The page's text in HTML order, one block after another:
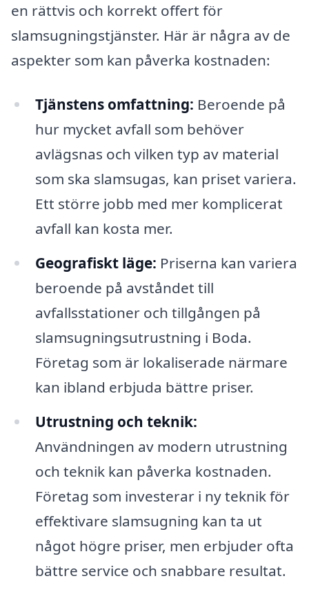
en rättvis och korrekt offert för
slamsugningstjänster. Här är några av de
aspekter som kan påverka kostnaden:
Tjänstens omfattning: Beroende på
hur mycket avfall som behöver
avlägsnas och vilken typ av material
som ska slamsugas, kan priset variera.
Ett större jobb med mer komplicerat
avfall kan kosta mer.
Geografiskt läge: Priserna kan variera
beroende på avståndet till
avfallsstationer och tillgången på
slamsugningsutrustning i Boda.
Företag som är lokaliserade närmare
kan ibland erbjuda bättre priser.
Utrustning och teknik:
Användningen av modern utrustning
och teknik kan påverka kostnaden.
Företag som investerar i ny teknik för
effektivare slamsugning kan ta ut
något högre priser, men erbjuder ofta
bättre service och snabbare resultat.